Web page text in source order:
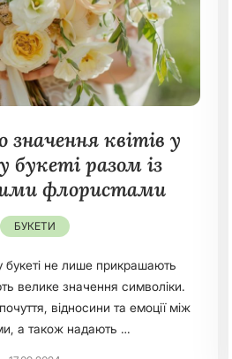
значення квітів у
букеті разом із
флористами
БУКЕТИ
букеті не лише прикрашають
велике значення символіки.
відносини та емоції між
а також надають …